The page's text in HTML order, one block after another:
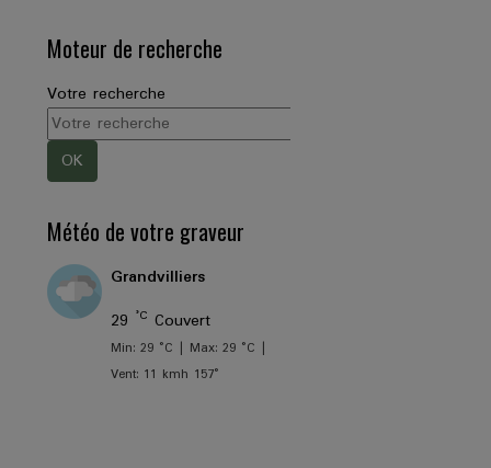
Moteur de recherche
Votre recherche
OK
Météo de votre graveur
Grandvilliers
29 °C Couvert
Min: 29 °C | Max: 29 °C |
Vent: 11 kmh 157°